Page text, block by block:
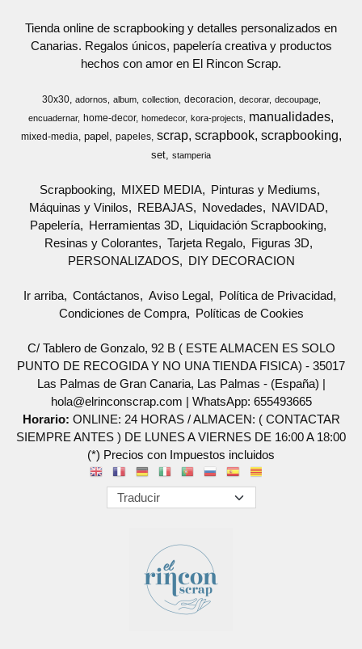
Tienda online de scrapbooking y detalles personalizados en
Canarias. Regalos únicos, papelería creativa y productos
hechos con amor en El Rincon Scrap.
30x30 adornos album collection decoracion decorar
decoupage
encuadernar
home-decor homedecor kora-projects manualidades
mixed-media papel papeles scrap scrapbook scrapbooking
set stamperia
Scrapbooking MIXED MEDIA
Pinturas y Mediums
Máquinas y Vinilos
REBAJAS Novedades
NAVIDAD
Papelería
Herramientas 3D
Liquidación Scrapbooking
Resinas y Colorantes
Tarjeta Regalo
Figuras 3D
PERSONALIZADOS
DIY DECORACION
Ir arriba Contáctanos Aviso Legal
Política de Privacidad
Condiciones de Compra
Políticas de Cookies
C/ Tablero de Gonzalo, 92 B ( ESTE ALMACEN ES SOLO
PUNTO DE RECOGIDA Y NO UNA TIENDA FISICA) - 35017
Las Palmas de Gran Canaria, Las Palmas - (España) |
hola@elrinconscrap.com | WhatsApp: 655493665
Horario: ONLINE: 24 HORAS / ALMACEN: ( CONTACTAR
SIEMPRE ANTES ) DE LUNES A VIERNES DE 16:00 A 18:00
(*) Precios con Impuestos incluidos